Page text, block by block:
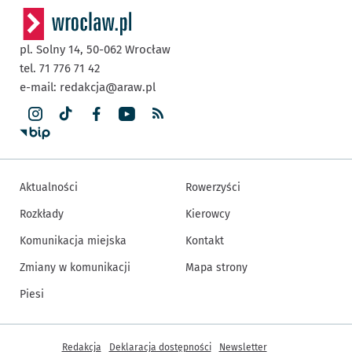
pl. Solny 14, 50-062 Wrocław
tel. 71 776 71 42
e-mail: redakcja@araw.pl
Aktualności
Rozkłady
Komunikacja miejska
Zmiany w komunikacji
Piesi
Rowerzyści
Kierowcy
Kontakt
Mapa strony
Inne informacje
Redakcja Deklaracja dostępności Newsletter